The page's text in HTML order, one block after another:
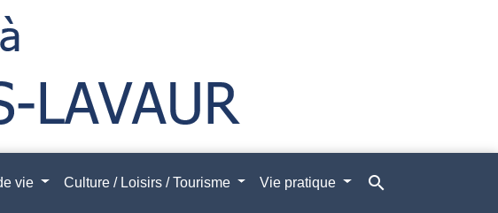
vie Culture / Loisirs / Tourisme Vie pratique search